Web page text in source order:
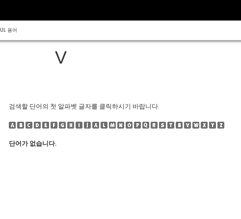
UL 용어
V
검색할 단어의 첫 알파벳 글자를 클릭하시기 바랍니다.
단어가 없습니다.